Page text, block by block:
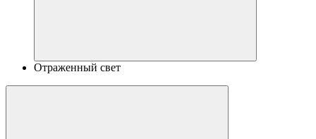
Отраженный свет